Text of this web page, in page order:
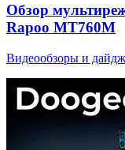
Обзор
Rapoo MT760M
Видеообзоры и